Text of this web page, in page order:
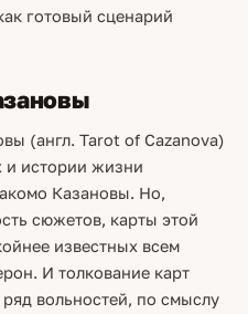
готовый сценарий
(англ. Tarot of Cazanova)
и истории жизни
Казановы. Но,
сюжетов, карты этой
известных всем
И толкование карт
вольностей, по смыслу